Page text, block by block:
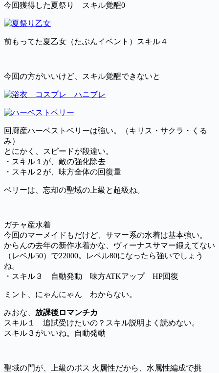
今回獲得した夏祭り スキル覚醒0
前もってた夏乙女（たぶんイベント）スキル４
今回の方がいいけど、スキル覚醒できないと
回廊産ハーベストベリーは強い。（キリス・サクラ・くる
み）
とにかく、スピードが段違い。
・スキル１が、敵の強化除去
・スキル２が、味方全体の回復量
ベリーは、忘却の聖域の上級と超級ね。
ガチャ産水着
今回のマーメイドもだけど、サマー系の水着は基本強い。
からんの去年の新作水着かな、ヴィーナスサマー鍛えてない
（レベル50）で22000。レベル80になったら強いでしょう
ね。
・スキル３ 自動発動 味方ATKアップ HP回復
ミント、にゃんにゃん わからない。
みおな、 放課後ロマンチカ
スキル１ 追試受けたいの？スキル説明よく読めない。
スキル３がいいね。自動発動
聖域の門が、上級のボス 火属性だから、水属性編成で挑